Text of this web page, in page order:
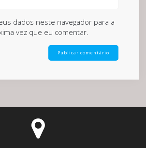
dados neste navegador para a
vez que eu comentar.